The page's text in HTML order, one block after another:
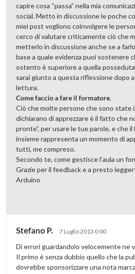
capire cosa “passa” nella mia
social. Metto in discussione le poche
miei post vogliono coinvolgere le
cerco di valutare criticamente ciò che
metterlo in discussione anche se a
base a quale evidenza puoi sostenere
ostento è superiore a quella
sarai giunto a questa riflessione dopo
lettura.
Come faccio a fare il formatore.
Ciò che molte persone che sono state
dichiarano di apprezzare è il fatto che
pronte”, per usare le tue parole, e che
insieme rappresenta un momento di
tutti, me compreso.
Secondo te, come gestisce l’aula un
Grazie per il feedback e a presto
Arduino
Stefano P. 7 Luglio 2013 0:00
Di errori guardandolo velocemente ne
Il primo è senza dubbio quello che la
dovrebbe sponsorizzare una nota